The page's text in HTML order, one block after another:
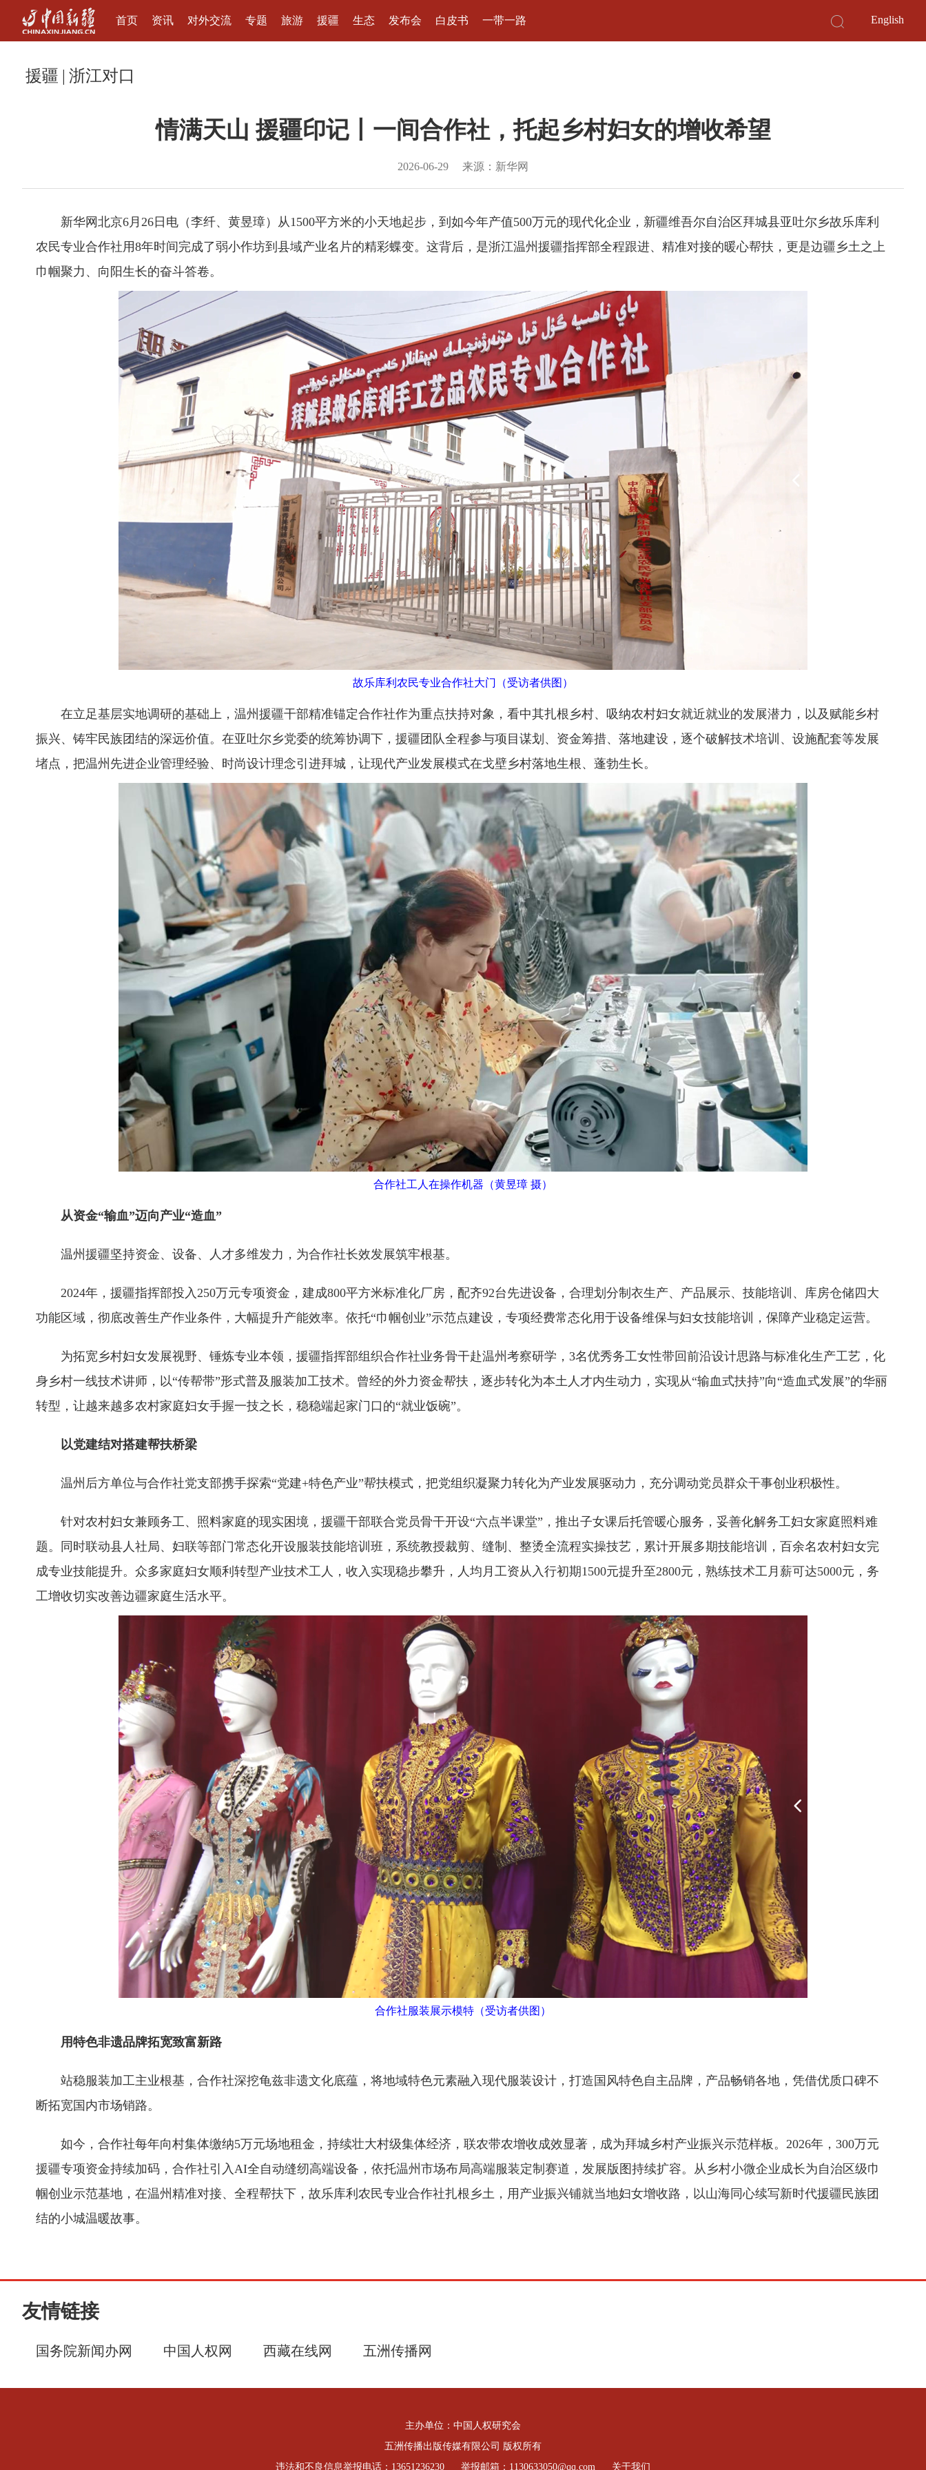
首页 资讯 对外交流 专题 旅游 援疆 生态 发布会 白皮书 一带一路 English
援疆 | 浙江对口
情满天山 援疆印记丨一间合作社，托起乡村妇女的增收希望
2026-06-29 来源：新华网
新华网北京6月26日电（李纤、黄昱璋）从1500平方米的小天地起步，到如今年产值500万元的现代化企业，新疆维吾尔自治区拜城县亚吐尔乡故乐库利
农民专业合作社用8年时间完成了弱小作坊到县域产业名片的精彩蝶变。这背后，是浙江温州援疆指挥部全程跟进、精准对接的暖心帮扶，更是边疆乡土之上
巾帼聚力、向阳生长的奋斗答卷。
故乐库利农民专业合作社大门（受访者供图）
在立足基层实地调研的基础上，温州援疆干部精准锚定合作社作为重点扶持对象，看中其扎根乡村、吸纳农村妇女就近就业的发展潜力，以及赋能乡村
振兴、铸牢民族团结的深远价值。在亚吐尔乡党委的统筹协调下，援疆团队全程参与项目谋划、资金筹措、落地建设，逐个破解技术培训、设施配套等发展
堵点，把温州先进企业管理经验、时尚设计理念引进拜城，让现代产业发展模式在戈壁乡村落地生根、蓬勃生长。
合作社工人在操作机器（黄昱璋 摄）
从资金“输血”迈向产业“造血”
温州援疆坚持资金、设备、人才多维发力，为合作社长效发展筑牢根基。
2024年，援疆指挥部投入250万元专项资金，建成800平方米标准化厂房，配齐92台先进设备，合理划分制衣生产、产品展示、技能培训、库房仓储四大
功能区域，彻底改善生产作业条件，大幅提升产能效率。依托“巾帼创业”示范点建设，专项经费常态化用于设备维保与妇女技能培训，保障产业稳定运营。
为拓宽乡村妇女发展视野、锤炼专业本领，援疆指挥部组织合作社业务骨干赴温州考察研学，3名优秀务工女性带回前沿设计思路与标准化生产工艺，化
身乡村一线技术讲师，以“传帮带”形式普及服装加工技术。曾经的外力资金帮扶，逐步转化为本土人才内生动力，实现从“输血式扶持”向“造血式发展”的华丽
转型，让越来越多农村家庭妇女手握一技之长，稳稳端起家门口的“就业饭碗”。
以党建结对搭建帮扶桥梁
温州后方单位与合作社党支部携手探索“党建+特色产业”帮扶模式，把党组织凝聚力转化为产业发展驱动力，充分调动党员群众干事创业积极性。
针对农村妇女兼顾务工、照料家庭的现实困境，援疆干部联合党员骨干开设“六点半课堂”，推出子女课后托管暖心服务，妥善化解务工妇女家庭照料难
题。同时联动县人社局、妇联等部门常态化开设服装技能培训班，系统教授裁剪、缝制、整烫全流程实操技艺，累计开展多期技能培训，百余名农村妇女完
成专业技能提升。众多家庭妇女顺利转型产业技术工人，收入实现稳步攀升，人均月工资从入行初期1500元提升至2800元，熟练技术工月薪可达5000元，务
工增收切实改善边疆家庭生活水平。
合作社服装展示模特（受访者供图）
用特色非遗品牌拓宽致富新路
站稳服装加工主业根基，合作社深挖龟兹非遗文化底蕴，将地域特色元素融入现代服装设计，打造国风特色自主品牌，产品畅销各地，凭借优质口碑不
断拓宽国内市场销路。
如今，合作社每年向村集体缴纳5万元场地租金，持续壮大村级集体经济，联农带农增收成效显著，成为拜城乡村产业振兴示范样板。2026年，300万元
援疆专项资金持续加码，合作社引入AI全自动缝纫高端设备，依托温州市场布局高端服装定制赛道，发展版图持续扩容。从乡村小微企业成长为自治区级巾
帼创业示范基地，在温州精准对接、全程帮扶下，故乐库利农民专业合作社扎根乡土，用产业振兴铺就当地妇女增收路，以山海同心续写新时代援疆民族团
结的小城温暖故事。
友情链接
国务院新闻办网 中国人权网 西藏在线网 五洲传播网
主办单位：中国人权研究会
五洲传播出版传媒有限公司 版权所有
违法和不良信息举报电话：13651236230
举报邮箱：1130633050@qq.com 关于我们